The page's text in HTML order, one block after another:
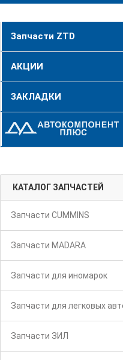
Запчасти ZTD
АКЦИИ
ЗАКЛАДКИ
КАТАЛОГ ЗАПЧАСТЕЙ
Запчасти CUMMINS
Запчасти MADARA
Запчасти для иномарок
Запчасти для легковых
Запчасти ЗИЛ